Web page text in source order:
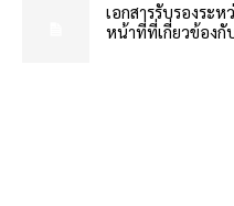
เอกสารรับรองระห
หน้าที่ที่เกี่ยวข้องกั